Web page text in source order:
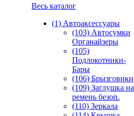
Весь каталог
(1) Автоаксессуары
(103) Автосумки
Органайзеры
(105)
Подлокотники-
Бары
(106) Брызговики
(109) Заглушка на
ремень безоп.
(110) Зеркала